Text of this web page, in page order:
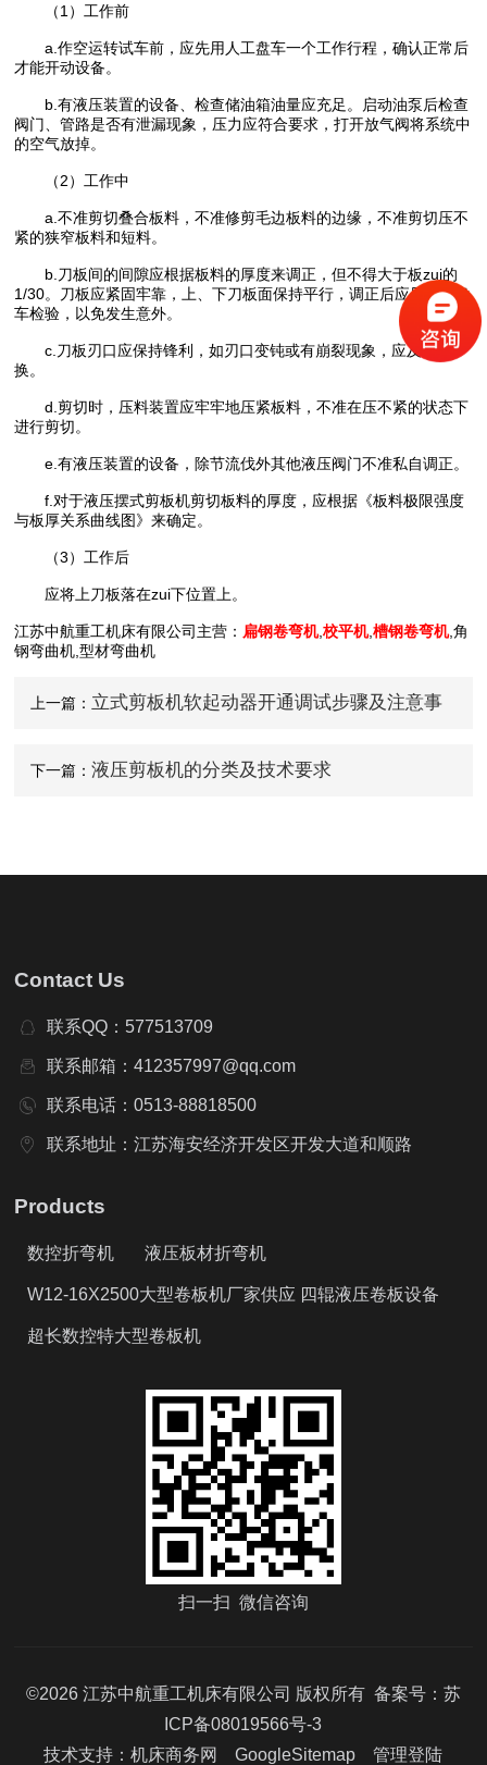
（1）工作前
a.作空运转试车前，应先用人工盘车一个工作行程，确认正常后
才能开动设备。
b.有液压装置的设备、检查储油箱油量应充足。启动油泵后检查
阀门、管路是否有泄漏现象，压力应符合要求，打开放气阀将系统中
的空气放掉。
（2）工作中
a.不准剪切叠合板料，不准修剪毛边板料的边缘，不准剪切压不
紧的狭窄板料和短料。
b.刀板间的间隙应根据板料的厚度来调正，但不得大于板zui的
1/30。刀板应紧固牢靠，上、下刀板面保持平行，调正后应用人工盘
车检验，以免发生意外。
c.刀板刃口应保持锋利，如刃口变钝或有崩裂现象，应及时更
换。
d.剪切时，压料装置应牢牢地压紧板料，不准在压不紧的状态下
进行剪切。
e.有液压装置的设备，除节流伐外其他液压阀门不准私自调正。
f.对于液压摆式剪板机剪切板料的厚度，应根据《板料极限强度
与板厚关系曲线图》来确定。
（3）工作后
应将上刀板落在zui下位置上。
江苏中航重工机床有限公司主营： 扁钢卷弯机,校平机,槽钢卷弯机,角
钢弯曲机,型材弯曲机
上一篇： 立式剪板机软起动器开通调试步骤及注意事
下一篇： 液压剪板机的分类及技术要求
Contact Us
联系QQ：577513709
联系邮箱：412357997@qq.com
联系电话：0513-88818500
联系地址：江苏海安经济开发区开发大道和顺路
Products
数控折弯机 液压板材折弯机
W12-16X2500大型卷板机厂家供应 四辊液压卷板设备
超长数控特大型卷板机
扫一扫 微信咨询
©2026 江苏中航重工机床有限公司 版权所有 备案号： 苏
ICP备08019566号-3
技术支持：机床商务网 GoogleSitemap 管理登陆